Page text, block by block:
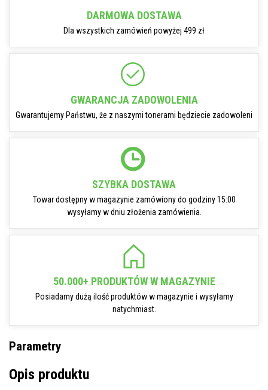
DARMOWA DOSTAWA
Dla wszystkich zamówień powyżej 499 zł
GWARANCJA ZADOWOLENIA
Gwarantujemy Państwu, że z naszymi tonerami będziecie zadowoleni
SZYBKA DOSTAWA
Towar dostępny w magazynie zamówiony do godziny 15:00
wysyłamy w dniu złożenia zamówienia.
50.000+ PRODUKTÓW W MAGAZYNIE
Posiadamy dużą ilość produktów w magazynie i wysyłamy
natychmiast.
Parametry
Opis produktu